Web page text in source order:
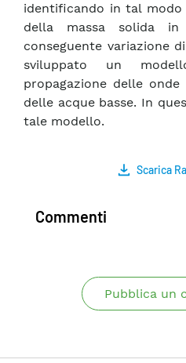
identificando in tal
della massa solida
conseguente variazione
sviluppato un
propagazione delle
delle acque basse. In
tale modello.
Scarica
Commenti
Pubblica un